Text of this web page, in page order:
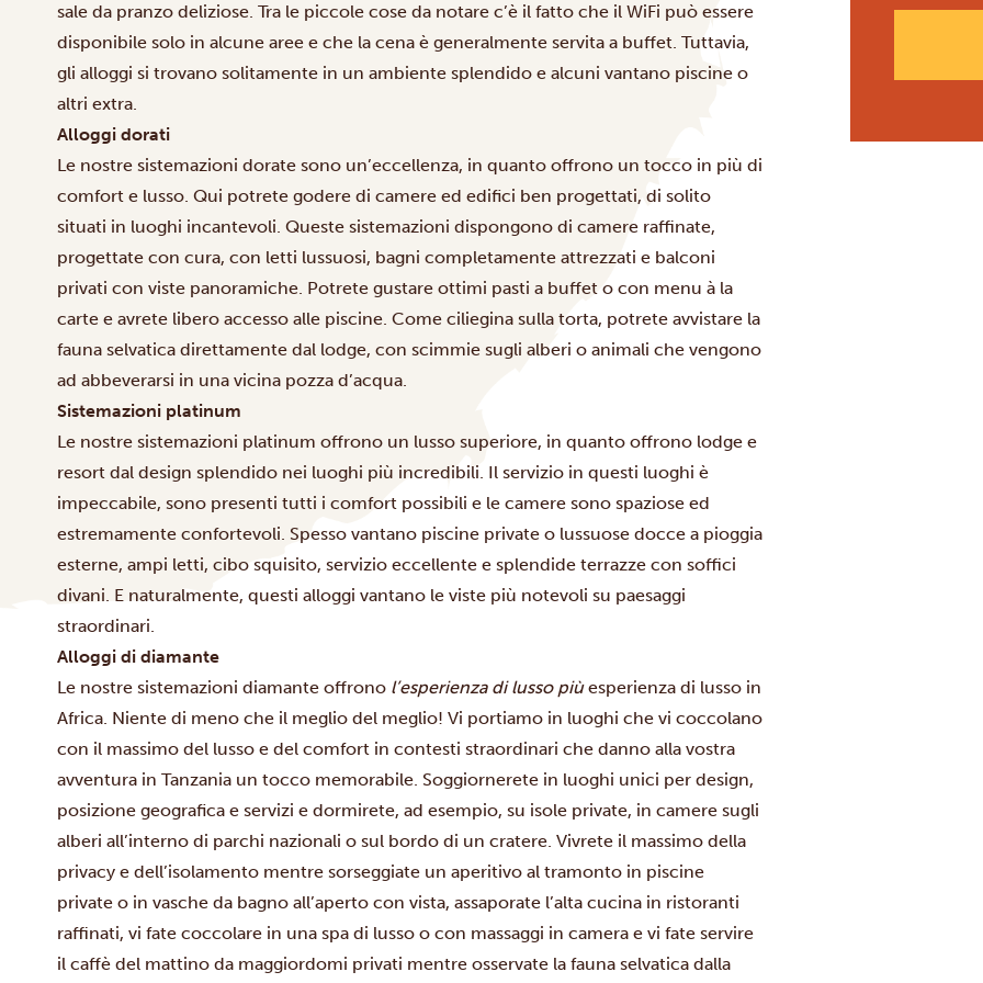
sale da pranzo deliziose. Tra le piccole cose da notare c’è il fatto che il WiFi può essere
disponibile solo in alcune aree e che la cena è generalmente servita a buffet. Tuttavia,
gli alloggi si trovano solitamente in un ambiente splendido e alcuni vantano piscine o
altri extra.
Alloggi dorati
Le nostre sistemazioni dorate sono un’eccellenza, in quanto offrono un tocco in più di
comfort e lusso. Qui potrete godere di camere ed edifici ben progettati, di solito
situati in luoghi incantevoli. Queste sistemazioni dispongono di camere raffinate,
progettate con cura, con letti lussuosi, bagni completamente attrezzati e balconi
privati con viste panoramiche. Potrete gustare ottimi pasti a buffet o con menu à la
carte e avrete libero accesso alle piscine. Come ciliegina sulla torta, potrete avvistare la
fauna selvatica direttamente dal lodge, con scimmie sugli alberi o animali che vengono
ad abbeverarsi in una vicina pozza d’acqua.
Sistemazioni platinum
Le nostre sistemazioni platinum offrono un lusso superiore, in quanto offrono lodge e
resort dal design splendido nei luoghi più incredibili. Il servizio in questi luoghi è
impeccabile, sono presenti tutti i comfort possibili e le camere sono spaziose ed
estremamente confortevoli. Spesso vantano piscine private o lussuose docce a pioggia
esterne, ampi letti, cibo squisito, servizio eccellente e splendide terrazze con soffici
divani. E naturalmente, questi alloggi vantano le viste più notevoli su paesaggi
straordinari.
Alloggi di diamante
Le nostre sistemazioni diamante offrono l’esperienza di lusso piùesperienza di lusso in
Africa. Niente di meno che il meglio del meglio! Vi portiamo in luoghi che vi coccolano
con il massimo del lusso e del comfort in contesti straordinari che danno alla vostra
avventura in Tanzania un tocco memorabile. Soggiornerete in luoghi unici per design,
posizione geografica e servizi e dormirete, ad esempio, su isole private, in camere sugli
alberi all’interno di parchi nazionali o sul bordo di un cratere. Vivrete il massimo della
privacy e dell’isolamento mentre sorseggiate un aperitivo al tramonto in piscine
private o in vasche da bagno all’aperto con vista, assaporate l’alta cucina in ristoranti
raffinati, vi fate coccolare in una spa di lusso o con massaggi in camera e vi fate servire
il caffè del mattino da maggiordomi privati mentre osservate la fauna selvatica dalla